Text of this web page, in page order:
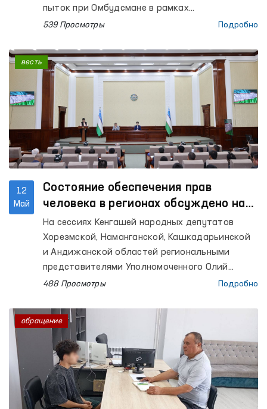
пыток при Омбудсмане в рамках
национального превентивного механизма
учреждений по содержанию лиц с
ограниченной свободой передвижения
Хорезмской области.
539 Просмотры Подробно
12
Май
Состояние обеспечения прав
человека в регионах обсуждено на
сессиях местных советов
На сессиях Кенгашей народных депутатов
Хорезмской, Наманганской, Кашкадарьинской
и Андижанской областей региональными
представителями Уполномоченного Олий
Мажлиса по правам человека (омбудсмана)
защиты прав, свобод и законных интересов
человека в соответствующих регионах.
488 Просмотры Подробно
весть
обращение